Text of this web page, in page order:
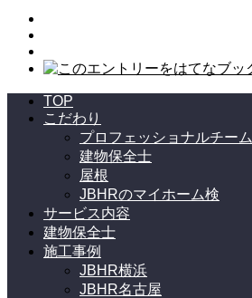
TOP
こだわり
プロフェッショナルチーム
建物保全士
屋根
JBHRのマイホーム検
サービス内容
建物保全士
施工事例
JBHR横浜
JBHR名古屋